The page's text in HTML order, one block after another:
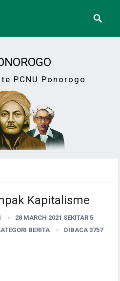
PCNU Ponorogo
Kapitalisme
28 MARCH 2021 SEKITAR 5
BERITA
DIBACA 3757